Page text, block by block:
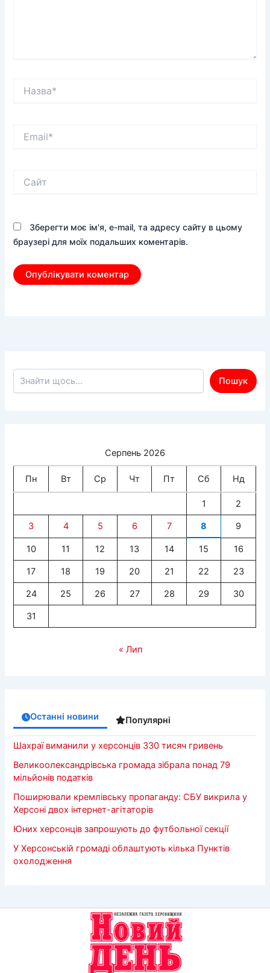
Зберегти моє ім'я, e-mail, та адресу сайту в цьому
браузері для моїх подальших коментарів.
Пошук по сайту
Пошук
Серпень 2026
Пн Вт Ср Чт Пт Сб Нд
1 2
3 4 5 6 7 8 9
10 11 12 13 14 15 16
17 18 19 20 21 22 23
24 25 26 27 28 29 30
31
« Лип
Останні новини Популярні
Шахраї виманили у херсонців 330 тисяч гривень
Великоолександрівська громада зібрала понад 79
мільйонів податків
Поширювали кремлівську пропаганду: СБУ викрила у
Херсоні двох інтернет-агітаторів
Юних херсонців запрошують до футбольної секції
У Херсонській громаді облаштують кілька Пунктів
охолодження